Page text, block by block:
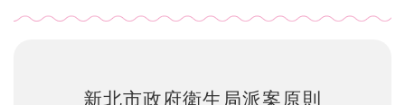
新北市政府衛生局派案原則